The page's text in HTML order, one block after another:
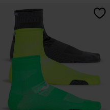
4,6 sobre 5 de valoración de